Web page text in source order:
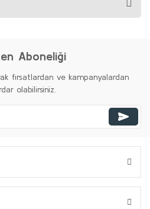
Aboneliği
fırsatlardan ve kampanyalardan
olabilirsiniz.